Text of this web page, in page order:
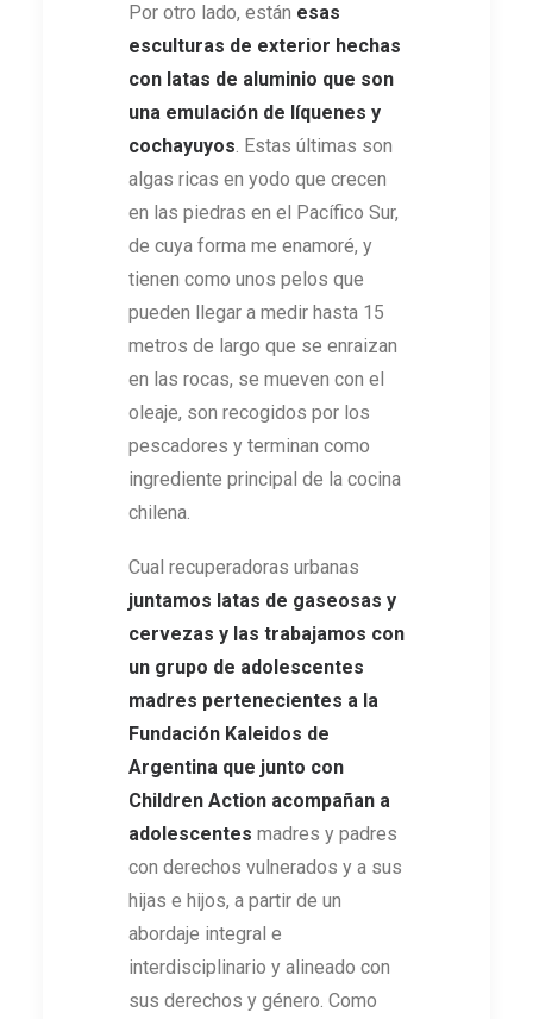
Por otro lado, están esas
esculturas de exterior hechas
con latas de aluminio que son
una emulación de líquenes y
cochayuyos. Estas últimas son
algas ricas en yodo que crecen
en las piedras en el Pacífico Sur,
de cuya forma me enamoré, y
tienen como unos pelos que
pueden llegar a medir hasta 15
metros de largo que se enraizan
en las rocas, se mueven con el
oleaje, son recogidos por los
pescadores y terminan como
ingrediente principal de la cocina
chilena.
Cual recuperadoras urbanas
juntamos latas de gaseosas y
cervezas y las trabajamos con
un grupo de adolescentes
madres pertenecientes a la
Fundación Kaleidos de
Argentina que junto con
Children Action acompañan a
adolescentes madres y padres
con derechos vulnerados y a sus
hijas e hijos, a partir de un
abordaje integral e
interdisciplinario y alineado con
sus derechos y género. Como